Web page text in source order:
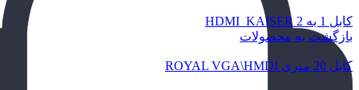
کابل 1 به 2 HDMI_KAISER
بازگشت به محصولات
کابل 20 متری ROYAL VGA\HMDI